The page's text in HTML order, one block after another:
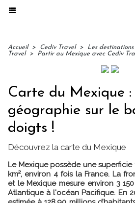
Accueil > Cediv Travel >
Les
Travel
> Partir au Mexique avec Cediv
Carte du Mexique :
géographie sur le
doigts !
Découvrez la carte du Mexique
Le Mexique possède une
km², environ 4 fois la France. La
et le Mexique mesure environ 3
Atlantique à l'océan Pacifique. En